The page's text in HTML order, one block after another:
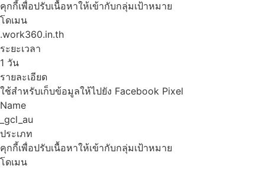
คุกกี้เพื่อปรับเนื้อหาให้เข้ากับกลุ่มเป้าหมาย
โดเมน
.work360.in.th
ระยะเวลา
1 วัน
รายละเอียด
ใช้สำหรับเก็บข้อมูลให้ไปยัง Facebook Pixel
Name
_gcl_au
ประเภท
คุกกี้เพื่อปรับเนื้อหาให้เข้ากับกลุ่มเป้าหมาย
โดเมน